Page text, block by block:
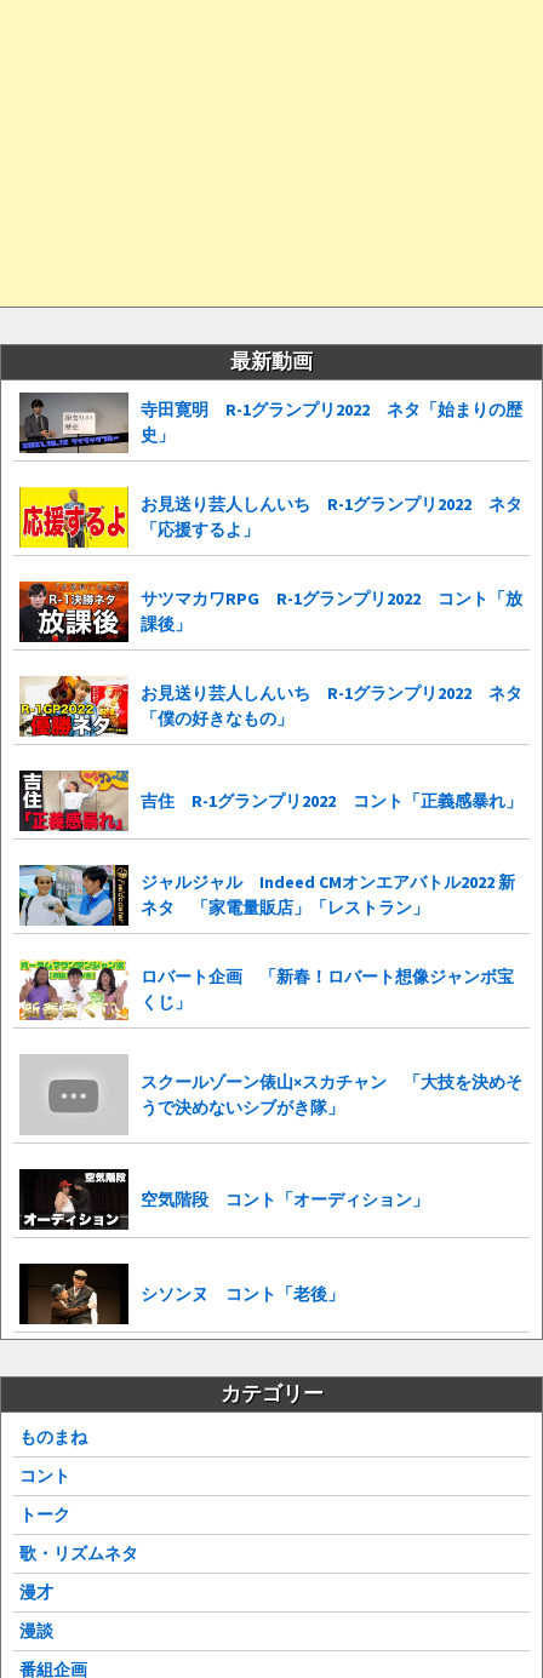
最新動画
寺田寛明 R-1グランプリ2022 ネタ「始まりの歴
史」
お見送り芸人しんいち R-1グランプリ2022 ネタ
「応援するよ」
サツマカワRPG R-1グランプリ2022 コント「放
課後」
お見送り芸人しんいち R-1グランプリ2022 ネタ
「僕の好きなもの」
吉住 R-1グランプリ2022 コント「正義感暴れ」
ジャルジャル Indeed CMオンエアバトル2022 新
ネタ 「家電量販店」「レストラン」
ロバート企画 「新春！ロバート想像ジャンボ宝
くじ」
スクールゾーン俵山×スカチャン 「大技を決めそ
うで決めないシブがき隊」
空気階段 コント「オーディション」
シソンヌ コント「老後」
カテゴリー
ものまね
コント
トーク
歌・リズムネタ
漫才
漫談
番組企画